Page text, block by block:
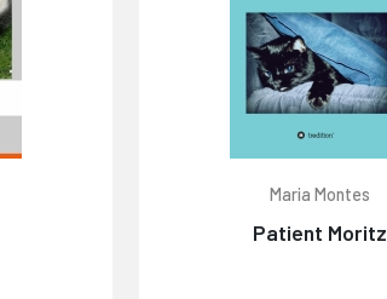
Maria Montes
Patient Moritz